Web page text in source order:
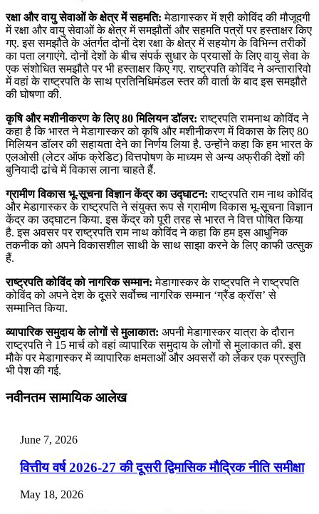
रक्षा और वायु सेवाओं के क्षेत्र में सहमति: मेडागास्कर में श्री कोविंद की मौजूदगी
में रक्षा और वायु सेवाओं के क्षेत्र में समझौतों और सहमति पत्रों पर हस्ताक्षर किए
गए. इस समझौते के अंतर्गत दोनों देश रक्षा के क्षेत्र में सहयोग के विभिन्न तरीकों
का पता लगाएंगे. दोनों देशों के बीच संपर्क सुधार के प्रयासों के लिए वायु सेवा के
एक संशोधित समझौते पर भी हस्ताक्षर किए गए. राष्ट्रपति कोविंद ने अन्तारारिवो
में वहां के राष्‍ट्रपति के साथ प्रतिनिधिमंडल स्तर की वार्ता के बाद इस समझौते
की घोषणा की.
कृषि और मशीनीकरण के लिए 80 मिलियन डॉलर: राष्ट्रपति रामनाथ कोविंद ने
कहा है कि भारत ने मेडागास्कर को कृषि और मशीनीकरण में विकास के लिए 80
मिलियन डॉलर की सहायता देने का निर्णय लिया है. उन्होंने कहा कि हम भारत के
एलओसी (लेटर ऑफ क्रेडिट) वित्तपोषण के माध्यम से अन्य अफ्रीकी देशों की
बुनियादी ढांचे में विकास लाना चाहते हैं.
ग्रामीण विकास भू-सूचना विज्ञान केंद्र का उद्घाटन: राष्ट्रपति राम नाथ कोविंद
और मेडागास्कर के राष्ट्रपति ने संयुक्त रूप से ग्रामीण विकास भू-सूचना विज्ञान
केंद्र का उद्घाटन किया. इस केंद्र को पूरी तरह से भारत ने वित्त पोषित किया
है. इस अवसर पर राष्ट्रपति राम नाथ कोविंद ने कहा कि हम इस आधुनिक
तकनीक को अपने विकासशील साथी के साथ साझा करने के लिए काफी उत्सुक
हैं.
राष्‍ट्रपति कोविंद को नागरिक सम्मान: मेडागास्कर के राष्ट्रपति ने राष्ट्रपति
कोविंद को अपने देश के दूसरे सर्वोच्च नागरिक सम्मान ‘ग्रैंड क्रॉस’ से
सम्‍मानित किया.
व्यापारिक समुदाय के लोगों से मुलाकात: अपनी मेडागास्कर यात्रा के दौरान
राष्ट्रपति ने 15 मार्च को वहां व्यापारिक समुदाय के लोगों से मुलाकात की. इस
मौके पर मेडागास्कर में व्यापारिक क्षमताओं और अवसरों को लेकर एक प्रस्तुति
भी पेश की गई.
नवीनतम सामायिक आलेख
June 7, 2026
वित्तीय वर्ष 2026-27 की दूसरी द्विमासिक मौद्रिक नीति समीक्षा
May 18, 2026